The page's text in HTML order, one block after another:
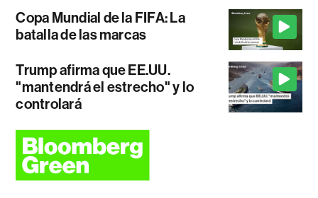
Copa Mundial de la FIFA: La
batalla de las marcas
Trump afirma que EE.UU.
"mantendrá el estrecho" y lo
controlará